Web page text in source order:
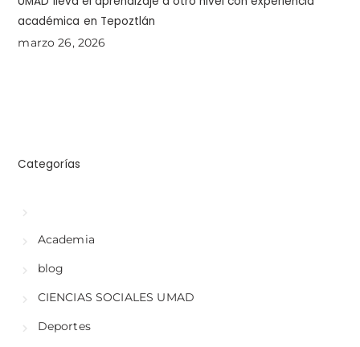
académica en Tepoztlán
marzo 26, 2026
Categorías
Academia
blog
CIENCIAS SOCIALES UMAD
Deportes